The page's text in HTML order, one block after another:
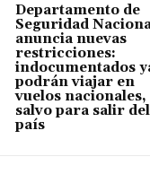
Departamento de
Seguridad
anuncia nuevas
restricciones:
indocumentados
podrán viajar en
vuelos nacionales,
salvo para salir del
país